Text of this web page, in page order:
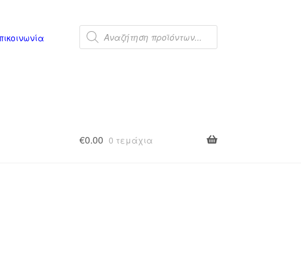
Products
search
€0.00 0 τεμάχια